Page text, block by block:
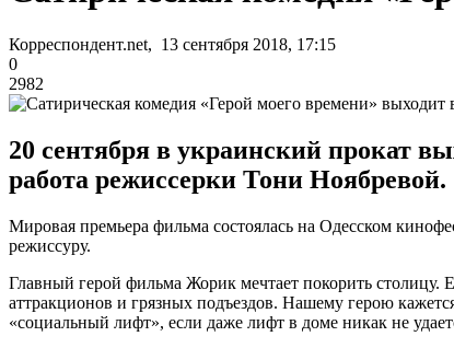
Корреспондент.net, 13 сентября 2018, 17:15
0
2982
20 сентября в украинский прокат
работа режиссерки Тони Ноябревой.
Мировая премьера фильма состоялась на Одесском
режиссуру.
Главный герой фильма Жорик мечтает покорить
аттракционов и грязных подъездов. Нашему герою
«социальный лифт», если даже лифт в доме никак не